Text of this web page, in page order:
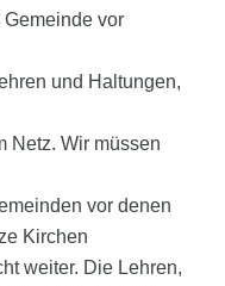
vor
und Haltungen,
Netz. Wir müssen
vor denen
Kirchen
weiter. Die Lehren,